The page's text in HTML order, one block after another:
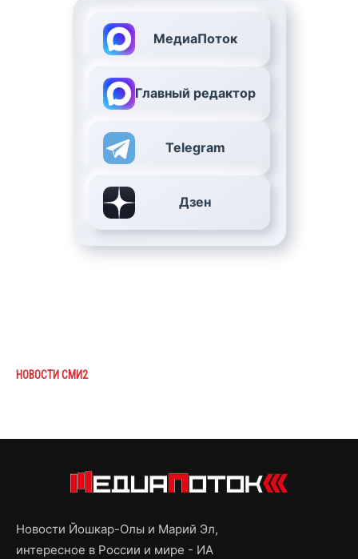
МедиаПоток
Главный редактор
Telegram
Дзен
НОВОСТИ СМИ2
Новости Йошкар-Олы и Марий Эл,
интересное в России и мире - ИА